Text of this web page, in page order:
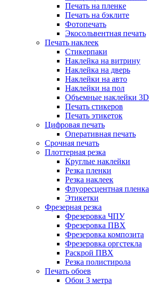
Печать на пленке
Печать на бэклите
Фотопечать
Экосольвентная печать
Печать наклеек
Стикерпаки
Наклейка на витрину
Наклейка на дверь
Наклейки на авто
Наклейки на пол
Объемные наклейки 3D
Печать стикеров
Печать этикеток
Цифровая печать
Оперативная печать
Срочная печать
Плоттерная резка
Круглые наклейки
Резка пленки
Резка наклеек
Флуоресцентная пленка
Этикетки
Фрезерная резка
Фрезеровка ЧПУ
Фрезеровка ПВХ
Фрезеровка композита
Фрезеровка оргстекла
Раскрой ПВХ
Резка полистирола
Печать обоев
Обои 3 метра